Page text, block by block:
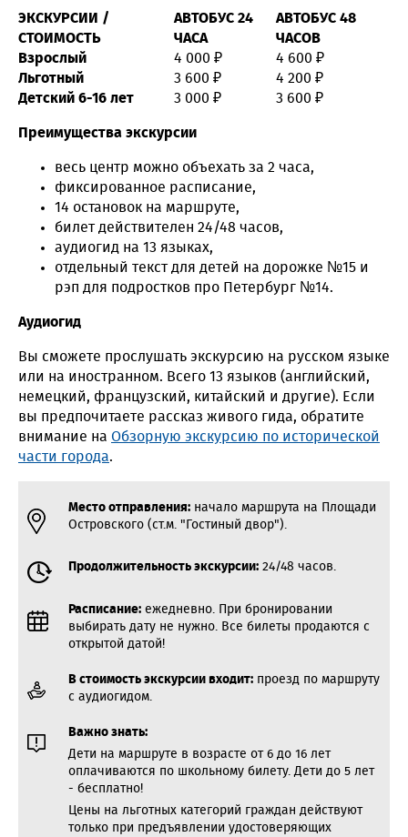
ЭКСКУРСИИ /
СТОИМОСТЬ
АВТОБУС 24
ЧАСА
АВТОБУС 48
ЧАСОВ
Взрослый
4 000 ₽
4 600 ₽
Льготный
3 600 ₽
4 200 ₽
Детский 6-16 лет
3 000 ₽ 3 600 ₽
Преимущества экскурсии
весь центр можно объехать за 2 часа,
фиксированное расписание,
14 остановок на маршруте,
билет действителен 24/48 часов,
аудиогид на 13 языках,
отдельный текст для детей на дорожке №15 и
рэп для подростков про Петербург №14.
Аудиогид
Вы сможете прослушать экскурсию на русском языке
или на иностранном. Всего 13 языков (английский,
немецкий, французский, китайский и другие). Если
вы предпочитаете рассказ живого гида, обратите
внимание на Обзорную экскурсию по исторической
части города.
Место отправления: начало маршрута на Площади
Островского (ст.м. "Гостиный двор").
Продолжительность экскурсии: 24/48 часов.
Расписание: ежедневно. При бронировании
выбирать дату не нужно. Все билеты продаются с
открытой датой!
В стоимость экскурсии входит: проезд по маршруту
с аудиогидом.
Важно знать:
Дети на маршруте в возрасте от 6 до 16 лет
оплачиваются по школьному билету. Дети до 5 лет
- бесплатно!
Цены на льготных категорий граждан действуют
только при предъявлении удостоверяющих